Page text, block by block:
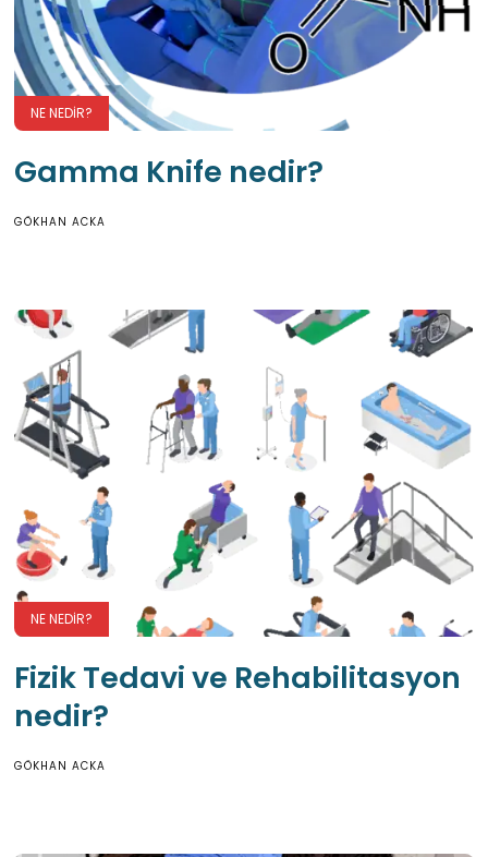
NE NEDIR?
Gamma Knife nedir?
GÖKHAN ACKA
NE NEDIR?
Fizik Tedavi ve Rehabilitasyon
nedir?
GÖKHAN ACKA